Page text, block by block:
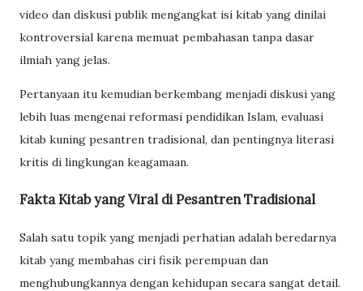
video dan diskusi publik mengangkat isi kitab yang dinilai
kontroversial karena memuat pembahasan tanpa dasar
ilmiah yang jelas.
Pertanyaan itu kemudian berkembang menjadi diskusi yang
lebih luas mengenai reformasi pendidikan Islam, evaluasi
kitab kuning pesantren tradisional, dan pentingnya literasi
kritis di lingkungan keagamaan.
Fakta Kitab yang Viral di Pesantren Tradisional
Salah satu topik yang menjadi perhatian adalah beredarnya
kitab yang membahas ciri fisik perempuan dan
menghubungkannya dengan kehidupan secara sangat detail.